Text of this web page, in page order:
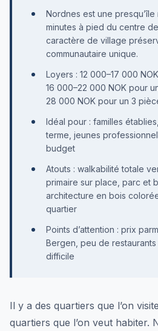
Nordnes est une presqu’île
minutes à pied du centre
caractère de village
communautaire unique.
Loyers : 12 000–17 000
16 000–22 000 NOK pour
28 000 NOK pour un 3
Idéal pour : familles
terme, jeunes
budget
Atouts : walkabilité totale
primaire sur place, parc et
architecture en bois
quartier
Points d’attention : prix
Bergen, peu de
difficile
Il y a des quartiers que l’on
quartiers que l’on veut habiter.